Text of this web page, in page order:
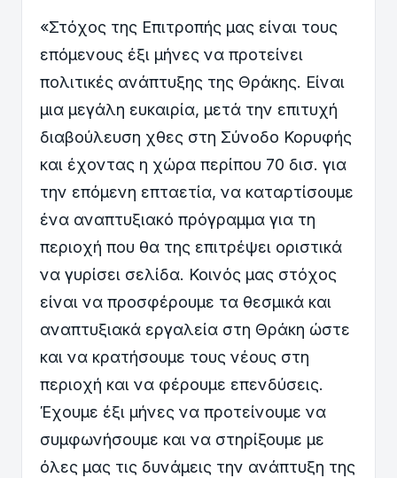
«Στόχος της Επιτροπής μας είναι τους
επόμενους έξι μήνες να προτείνει
πολιτικές ανάπτυξης της Θράκης. Είναι
μια μεγάλη ευκαιρία, μετά την επιτυχή
διαβούλευση χθες στη Σύνοδο Κορυφής
και έχοντας η χώρα περίπου 70 δισ. για
την επόμενη επταετία, να καταρτίσουμε
ένα αναπτυξιακό πρόγραμμα για τη
περιοχή που θα της επιτρέψει οριστικά
να γυρίσει σελίδα. Κοινός μας στόχος
είναι να προσφέρουμε τα θεσμικά και
αναπτυξιακά εργαλεία στη Θράκη ώστε
και να κρατήσουμε τους νέους στη
περιοχή και να φέρουμε επενδύσεις.
Έχουμε έξι μήνες να προτείνουμε να
συμφωνήσουμε και να στηρίξουμε με
όλες μας τις δυνάμεις την ανάπτυξη της